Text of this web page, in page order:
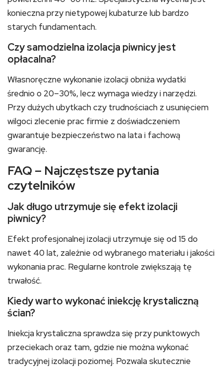
konieczna przy nietypowej kubaturze lub bardzo
starych fundamentach.
Czy samodzielna izolacja piwnicy jest
opłacalna?
Własnoręczne wykonanie izolacji obniża wydatki
średnio o 20–30%, lecz wymaga wiedzy i narzędzi.
Przy dużych ubytkach czy trudnościach z usunięciem
wilgoci zlecenie prac firmie z doświadczeniem
gwarantuje bezpieczeństwo na lata i fachową
gwarancję.
FAQ – Najczęstsze pytania
czytelników
Jak długo utrzymuje się efekt izolacji
piwnicy?
Efekt profesjonalnej izolacji utrzymuje się od 15 do
nawet 40 lat, zależnie od wybranego materiału i jakości
wykonania prac. Regularne kontrole zwiększają tę
trwałość.
Kiedy warto wykonać iniekcję krystaliczną
ścian?
Iniekcja krystaliczna sprawdza się przy punktowych
przeciekach oraz tam, gdzie nie można wykonać
tradycyjnej izolacji poziomej. Pozwala skutecznie